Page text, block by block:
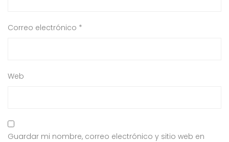
Correo electrónico *
Web
Guardar mi nombre, correo electrónico y sitio web en